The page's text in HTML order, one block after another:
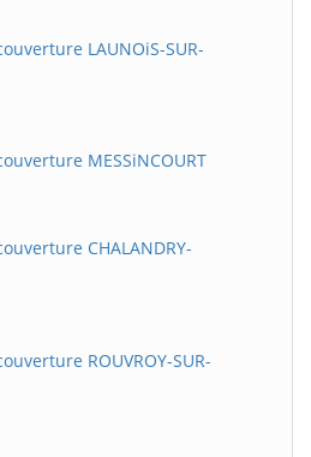
LAUNOiS-SUR-
MESSiNCOURT
CHALANDRY-
ROUVROY-SUR-